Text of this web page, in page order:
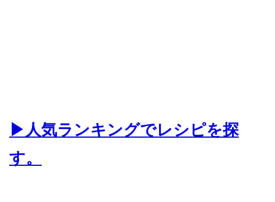
▶人気ランキングでレシピを探
す。